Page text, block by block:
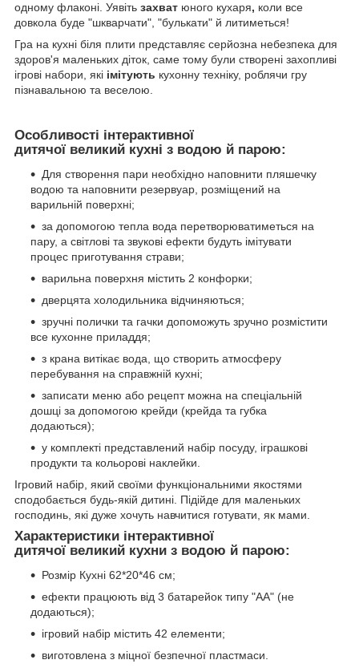
одному флаконі. Уявіть захват юного кухаря, коли все
довкола буде "шкварчати", "булькати" й литиметься!
Гра на кухні біля плити представляє серйозна небезпека для
здоров'я маленьких діток, саме тому були створені захопливі
ігрові набори, які імітують кухонну техніку, роблячи гру
пізнавальною та веселою.
Особливості інтерактивної
дитячої великий кухні з водою й парою:
Для створення пари необхідно наповнити пляшечку
водою та наповнити резервуар, розміщений на
варильній поверхні;
за допомогою тепла вода перетворюватиметься на
пару, а світлові та звукові ефекти будуть імітувати
процес приготування страви;
варильна поверхня містить 2 конфорки;
дверцята холодильника відчиняються;
зручні полички та гачки допоможуть зручно розмістити
все кухонне приладдя;
з крана витікає вода, що створить атмосферу
перебування на справжній кухні;
записати меню або рецепт можна на спеціальній
дошці за допомогою крейди (крейда та губка
додаються);
у комплекті представлений набір посуду, іграшкові
продукти та кольорові наклейки.
Ігровий набір, який своїми функціональними якостями
сподобається будь-якій дитині. Підійде для маленьких
господинь, які дуже хочуть навчитися готувати, як мами.
Характеристики інтерактивної
дитячої великий кухни з водою й парою:
Розмір Кухні 62*20*46 см;
ефекти працюють від 3 батарейок типу "АА" (не
додаються);
ігровий набір містить 42 елементи;
виготовлена з міцної безпечної пластмаси.